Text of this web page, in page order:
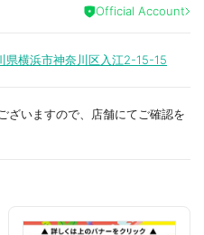
a
i
t
Official Account
県横浜市神奈川区入江2-15-15
ざいますので、店舗にてご確認を